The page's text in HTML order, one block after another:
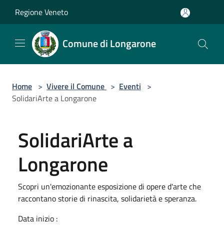
Regione Veneto
Comune di Longarone
Home > Vivere il Comune > Eventi >
SolidariArte a Longarone
SolidariArte a
Longarone
Scopri un'emozionante esposizione di opere d'arte che
raccontano storie di rinascita, solidarietà e speranza.
Data inizio :